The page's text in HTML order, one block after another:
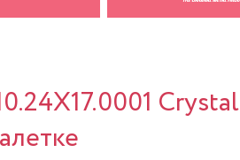
Crystal